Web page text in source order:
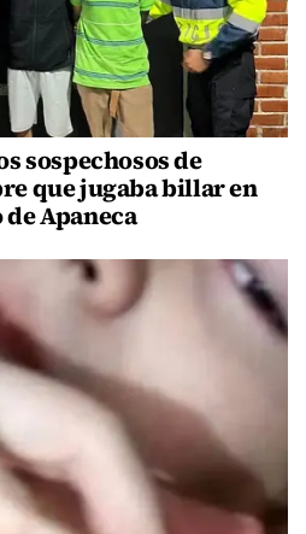
sospechosos de
que jugaba billar en
Apaneca